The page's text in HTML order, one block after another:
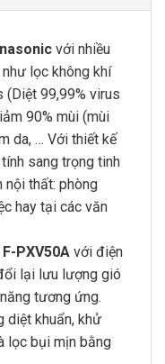
với nhiều
lọc không khí
(Diệt 99,99% virus
90% mùi (mùi
da, … Với thiết kế
sang trọng tinh
nội thất: phòng
hay tại các văn
PXV50A với điện
lại lưu lượng gió
tương ứng.
diệt khuẩn, khử
lọc bụi mịn bằng